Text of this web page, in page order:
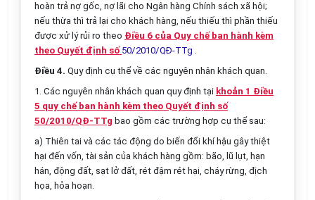
hoàn trả nợ gốc, nợ lãi cho Ngân hàng Chính sách xã hội;
nếu thừa thì trả lại cho khách hàng, nếu thiếu thì phần thiếu
được xử lý rủi ro theo Điều 6 của Quy chế ban hành kèm
theo Quyết định số 50/2010/QĐ-TTg .
Điều 4. Quy định cụ thể về các nguyên nhân khách quan.
1. Các nguyên nhân khách quan quy định tại khoản 1 Điều
5 quy chế ban hành kèm theo Quyết định số
50/2010/QĐ-TTg bao gồm các trường hợp cụ thể sau:
a) Thiên tai và các tác động do biến đổi khí hậu gây thiệt
hại đến vốn, tài sản của khách hàng gồm: bão, lũ lụt, hạn
hán, động đất, sạt lở đất, rét đậm rét hại, cháy rừng, địch
họa, hỏa hoạn.